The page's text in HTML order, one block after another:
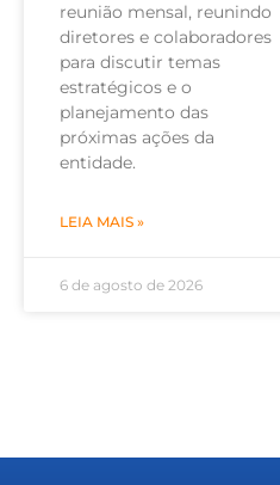
reunião mensal, reunindo
diretores e colaboradores
para discutir temas
estratégicos e o
planejamento das
próximas ações da
entidade.
LEIA MAIS »
6 de agosto de 2026